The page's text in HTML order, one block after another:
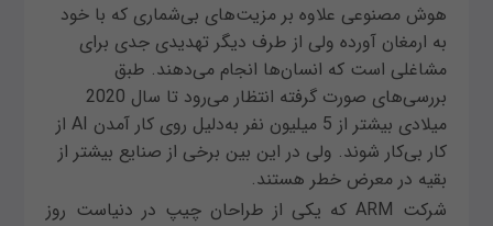
هوش مصنوعی علاوه بر مزیت‌های بی‌شماری که با خود
به ارمغان آورده ولی از طرف دیگر تهدیدی جدی برای
مشاغلی است که انسان‌ها انجام می‌دهند. طبق
بررسی‌های صورت گرفته انتظار می‌رود تا سال 2020
میلادی بیشتر از 5 میلیون نفر به‌دلیل روی کار آمدن AI از
کار بی‌کار شوند. ولی در این بین برخی از صنایع بیشتر از
بقیه در معرض خطر هستند.
شرکت ARM که یکی از طراحان چیپ در دنیاست روز